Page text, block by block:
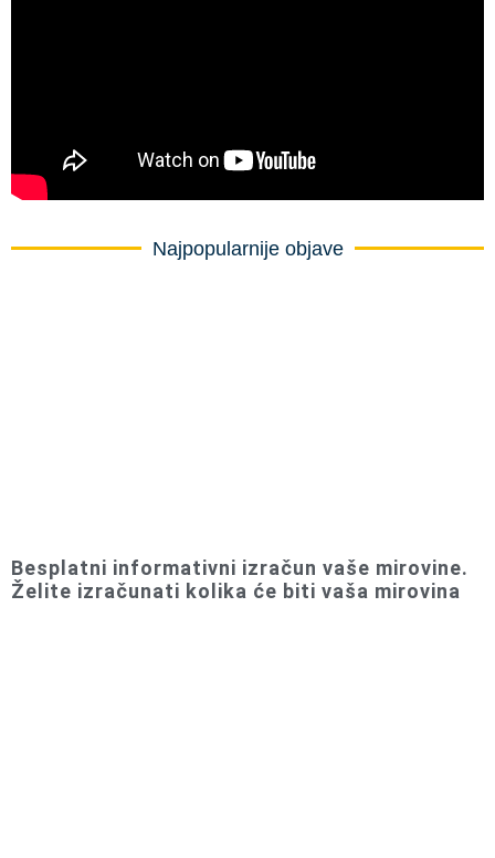
Najpopularnije objave
Besplatni informativni izračun vaše mirovine.
Želite izračunati kolika će biti vaša mirovina